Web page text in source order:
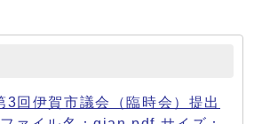
3回伊賀市議会（臨時会）提出